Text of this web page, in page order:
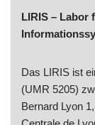
LIRIS – Labor
Das LIRIS ist
(UMR 5205)
Bernard Lyon